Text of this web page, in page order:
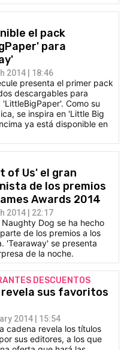
el pack
para
2014 | 18:46
presenta el primer pack
descargables para
'LittleBigPaper'. Como su
se inspira en 'Little Big
ya está disponible en
of Us' el gran
de los premios
Awards 2014
2014 | 22:17
Naughty Dog se ha hecho
de los premios a los
'Tearaway' se presenta
de la noche.
DESCUENTOS
revela sus favoritos
2014 | 15:54
cadena revela los títulos
sus editores, a los que